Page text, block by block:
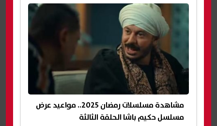
مشاهدة مسلسلات رمضان 2025.. مواعيد عرض
مسلسل حكيم باشا الحلقة الثالثة